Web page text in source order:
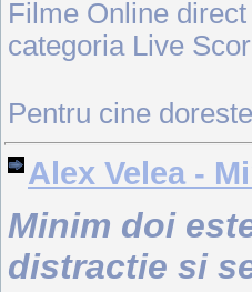
Filme Online
categoria Live
Pentru cine
Alex Velea -
Minim doi
distractie si